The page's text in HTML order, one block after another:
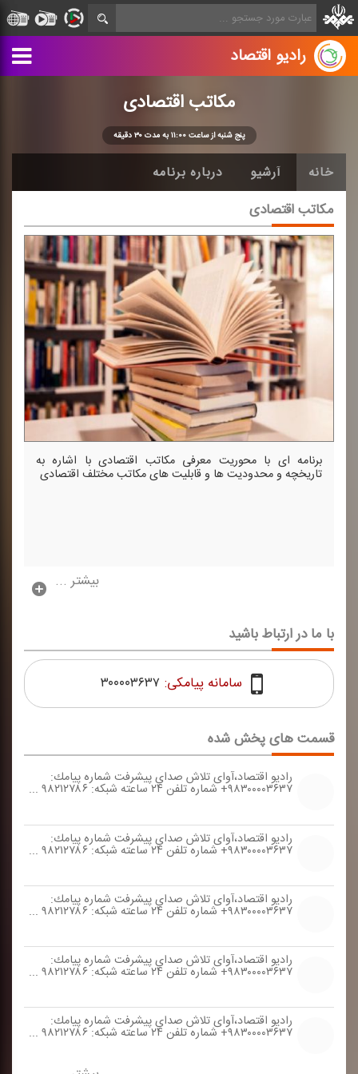
رادیو اقتصاد
مكاتب اقتصادی
پنج شنبه از ساعت ۱۱:۰۰ به مدت ۳۰ دقیقه
خانه آرشیو درباره برنامه
مكاتب اقتصادی
برنامه ای با محوریت معرفی مكاتب اقتصادی با اشاره به
تاریخچه و محدودیت ها و قابلیت های مكاتب مختلف اقتصادی
بیشتر ...
قسمت های پخش شده
رادیو اقتصاد،آوای تلاش صدای پیشرفت شماره پیامك:
۹۸۳۰۰۰۰۳۶۳۷+ شماره تلفن ۲۴ ساعته شبكه: ۹۸۲۱۲۷۸۶ ...
رادیو اقتصاد،آوای تلاش صدای پیشرفت شماره پیامك:
۹۸۳۰۰۰۰۳۶۳۷+ شماره تلفن ۲۴ ساعته شبكه: ۹۸۲۱۲۷۸۶ ...
رادیو اقتصاد،آوای تلاش صدای پیشرفت شماره پیامك:
۹۸۳۰۰۰۰۳۶۳۷+ شماره تلفن ۲۴ ساعته شبكه: ۹۸۲۱۲۷۸۶ ...
رادیو اقتصاد،آوای تلاش صدای پیشرفت شماره پیامك:
۹۸۳۰۰۰۰۳۶۳۷+ شماره تلفن ۲۴ ساعته شبكه: ۹۸۲۱۲۷۸۶ ...
رادیو اقتصاد،آوای تلاش صدای پیشرفت شماره پیامك:
۹۸۳۰۰۰۰۳۶۳۷+ شماره تلفن ۲۴ ساعته شبكه: ۹۸۲۱۲۷۸۶ ...
با ما در ارتباط باشید
سامانه پیامکی: ۳۰۰۰۰۳۶۳۷